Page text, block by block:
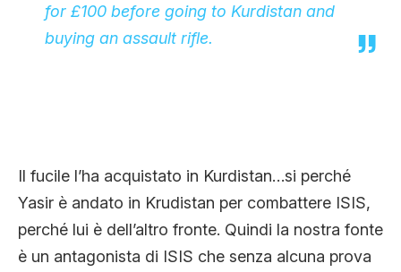
for £100 before going to Kurdistan and
buying an assault rifle.
Il fucile l’ha acquistato in Kurdistan…si perché
Yasir è andato in Krudistan per combattere ISIS,
perché lui è dell’altro fronte. Quindi la nostra fonte
è un antagonista di ISIS che senza alcuna prova